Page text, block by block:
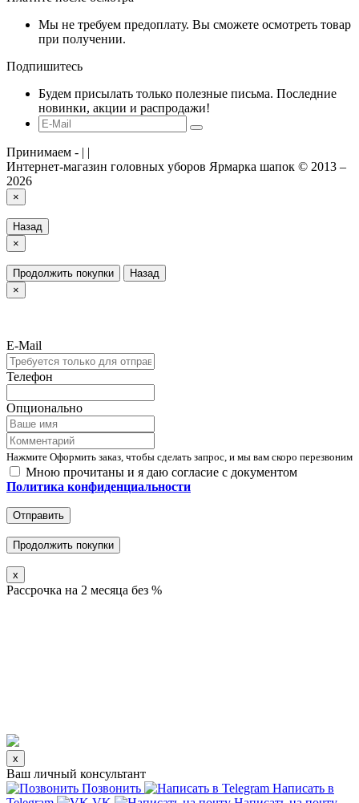
Мы не требуем предоплату. Вы сможете осмотреть товар
при получении.
Подпишитесь
Будем присылать только полезные письма. Последние
новинки, акции и распродажи!
Принимаем - | |
Интернет-магазин головных уборов Ярмарка шапок © 2013 –
2026
×
Назад
×
Продолжить покупки
Назад
×
E-Mail
Телефон
Опционально
Нажмите Оформить заказ, чтобы сделать запрос, и мы вам скоро перезвоним
Мною прочитаны и я даю согласие с документом
Политика конфиденциальности
Отправить
Продолжить покупки
x
Рассрочка на 2 месяца без %
x
Ваш личный консультант
Позвонить
Написать в